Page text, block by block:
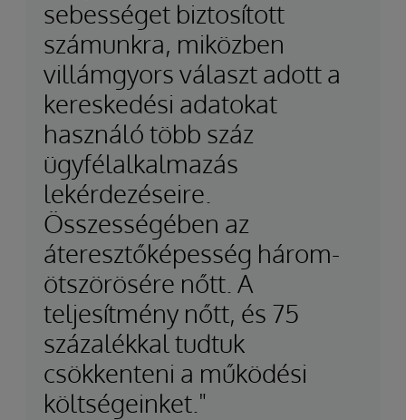
sebességet biztosított
számunkra, miközben
villámgyors választ adott a
kereskedési adatokat
használó több száz
ügyfélalkalmazás
lekérdezéseire.
Összességében az
áteresztőképesség három-
ötszörösére nőtt. A
teljesítmény nőtt, és 75
százalékkal tudtuk
csökkenteni a működési
költségeinket."